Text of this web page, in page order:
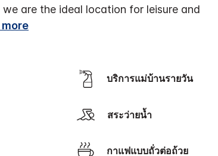
are the ideal location for leisure and
more
บริการแม่บ้านรายวัน
สระว่ายน้ำ
กาแฟแบบถั่วต่อถ้วย